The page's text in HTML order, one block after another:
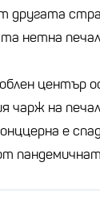
другата
нетна
център
чарж на
е